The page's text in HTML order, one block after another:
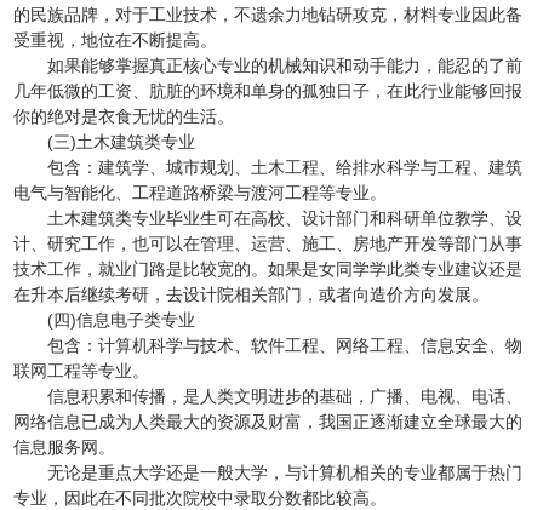
的民族品牌，对于工业技术，不遗余力地钻研攻克，材料专业因此备
受重视，地位在不断提高。
如果能够掌握真正核心专业的机械知识和动手能力，能忍的了前
几年低微的工资、肮脏的环境和单身的孤独日子，在此行业能够回报
你的绝对是衣食无忧的生活。
(三)土木建筑类专业
包含：建筑学、城市规划、土木工程、给排水科学与工程、建筑
电气与智能化、工程道路桥梁与渡河工程等专业。
土木建筑类专业毕业生可在高校、设计部门和科研单位教学、设
计、研究工作，也可以在管理、运营、施工、房地产开发等部门从事
技术工作，就业门路是比较宽的。如果是女同学学此类专业建议还是
在升本后继续考研，去设计院相关部门，或者向造价方向发展。
(四)信息电子类专业
包含：计算机科学与技术、软件工程、网络工程、信息安全、物
联网工程等专业。
信息积累和传播，是人类文明进步的基础，广播、电视、电话、
网络信息已成为人类最大的资源及财富，我国正逐渐建立全球最大的
信息服务网。
无论是重点大学还是一般大学，与计算机相关的专业都属于热门
专业，因此在不同批次院校中录取分数都比较高。